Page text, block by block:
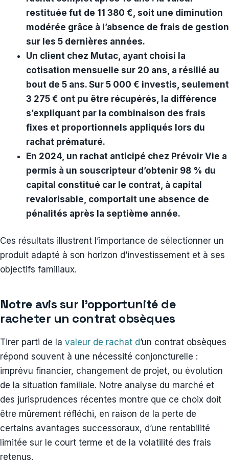
restituée fut de 11 380 €, soit une diminution
modérée grâce à l’absence de frais de gestion
sur les 5 dernières années.
Un client chez Mutac, ayant choisi la
cotisation mensuelle sur 20 ans, a résilié au
bout de 5 ans. Sur 5 000 € investis, seulement
3 275 € ont pu être récupérés, la différence
s’expliquant par la combinaison des frais
fixes et proportionnels appliqués lors du
rachat prématuré.
En 2024, un rachat anticipé chez Prévoir Vie a
permis à un souscripteur d’obtenir 98 % du
capital constitué car le contrat, à capital
revalorisable, comportait une absence de
pénalités après la septième année.
Ces résultats illustrent l’importance de sélectionner un
produit adapté à son horizon d’investissement et à ses
objectifs familiaux.
Notre avis sur l’opportunité de
racheter un contrat obsèques
Tirer parti de la valeur de rachat d’un contrat obsèques
répond souvent à une nécessité conjoncturelle :
imprévu financier, changement de projet, ou évolution
de la situation familiale. Notre analyse du marché et
des jurisprudences récentes montre que ce choix doit
être mûrement réfléchi, en raison de la perte de
certains avantages successoraux, d’une rentabilité
limitée sur le court terme et de la volatilité des frais
retenus.